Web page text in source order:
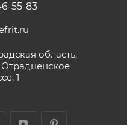
55-83
область,
Отрадненское
1